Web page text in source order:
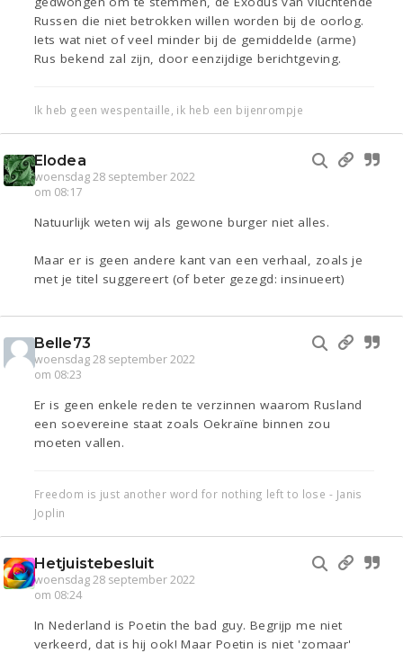
Russen die niet betrokken willen worden bij de oorlog.
Iets wat niet of veel minder bij de gemiddelde (arme)
Rus bekend zal zijn, door eenzijdige berichtgeving.
Ik heb geen wespentaille, ik heb een bijenrompje
Elodea
woensdag 28 september 2022
om 08:17
Natuurlijk weten wij als gewone burger niet alles.
Maar er is geen andere kant van een verhaal, zoals je
met je titel suggereert (of beter gezegd: insinueert)
Belle73
woensdag 28 september 2022
om 08:23
Er is geen enkele reden te verzinnen waarom Rusland
een soevereine staat zoals Oekraïne binnen zou
moeten vallen.
Freedom is just another word for nothing left to lose - Janis
Joplin
Hetjuistebesluit
woensdag 28 september 2022
om 08:24
In Nederland is Poetin the bad guy. Begrijp me niet
verkeerd, dat is hij ook! Maar Poetin is niet 'zomaar'